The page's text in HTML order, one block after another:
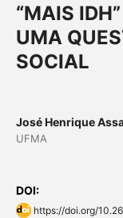
“MAIS
UMA
SOCIAL
José Henrique
UFMA
DOI:
https://doi.org/